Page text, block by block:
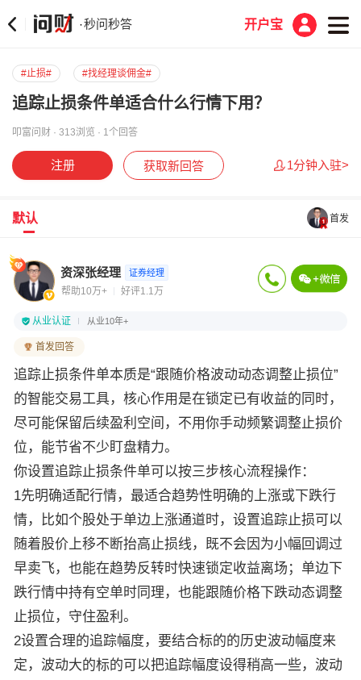
·秒问秒答 开户宝
#止损# #找经理谈佣金#
追踪止损条件单适合什么行情下用？
叩富问财 · 313浏览 · 1个回答
注册 获取新回答 1分钟入驻>
默认 首发
资深张经理 证券经理
帮助10万+ 好评1.1万
从业认证 从业10年+
首发回答
追踪止损条件单本质是“跟随价格波动动态调整止损位”
的智能交易工具，核心作用是在锁定已有收益的同时，
尽可能保留后续盈利空间，不用你手动频繁调整止损价
位，能节省不少盯盘精力。
你设置追踪止损条件单可以按三步核心流程操作：
1先明确适配行情，最适合趋势性明确的上涨或下跌行
情，比如个股处于单边上涨通道时，设置追踪止损可以
随着股价上移不断抬高止损线，既不会因为小幅回调过
早卖飞，也能在趋势反转时快速锁定收益离场；单边下
跌行情中持有空单时同理，也能跟随价格下跌动态调整
止损位，守住盈利。
2设置合理的追踪幅度，要结合标的的历史波动幅度来
定，波动大的标的可以把追踪幅度设得稍高一些，波动